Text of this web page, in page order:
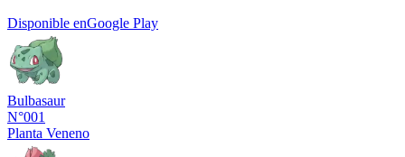
Disponible enGoogle Play
Bulbasaur
N°001
Planta Veneno